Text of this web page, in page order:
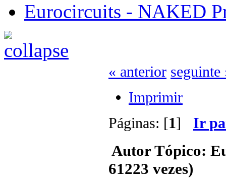
Eurocircuits - NAKED
« anterior seguinte
Imprimir
Páginas: [1] Ir
AutorTópico:
61223 vezes)